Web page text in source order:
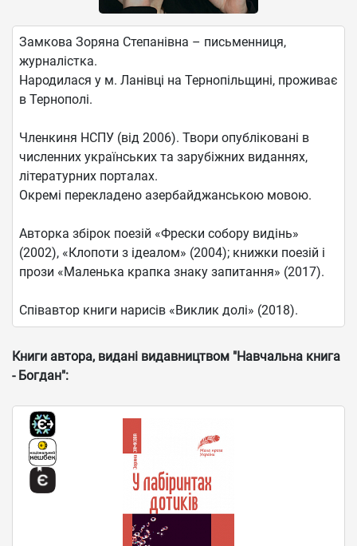
Замкова Зоряна Степанівна – письменниця,
журналістка.
Народилася у м. Ланівці на Тернопільщині, проживає
в Тернополі.
Членкиня НСПУ (від 2006). Твори опубліковані в
численних українських та зарубіжних виданнях,
літературних порталах.
Окремі перекладено азербайджанською мовою.
Авторка збірок поезій «Фрески собору видінь»
(2002), «Клопоти з ідеалом» (2004); книжки поезій і
прози «Маленька крапка знаку запитання» (2017).
Співавтор книги нарисів «Виклик долі» (2018).
Книги автора, видані видавництвом "Навчальна книга
- Богдан":